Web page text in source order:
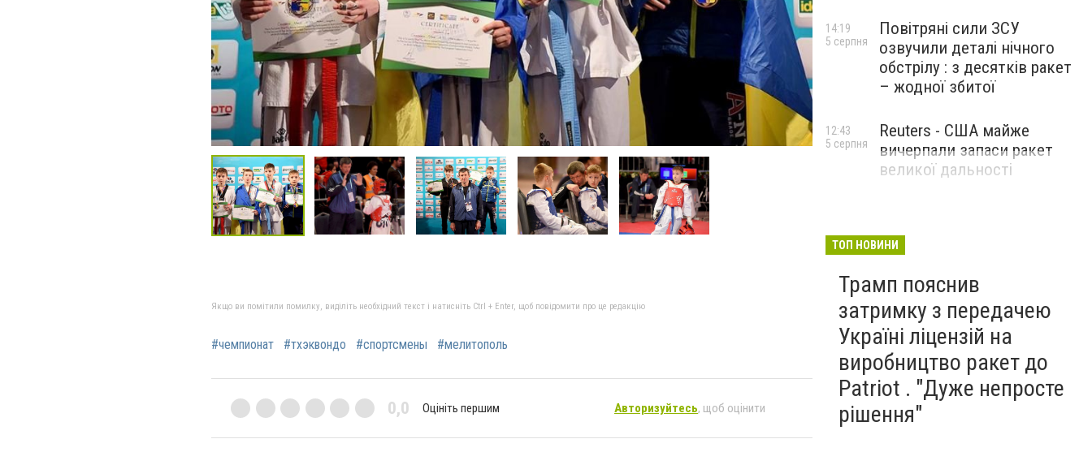
Якщо ви помітили помилку, виділіть необхідний текст і натисніть Ctrl + Enter, щоб повідомити про це редакцію
#чемпионат #тхэквондо #спортсмены #мелитополь
0,0 Оцініть першим Авторизуйтесь, щоб оцінити
Повітряні сили ЗСУ
озвучили деталі нічного
обстрілу : з десятків ракет
– жодної збитої
14:19
5 серпня
Reuters - США майже
вичерпали запаси ракет
великої дальності
12:43
5 серпня
ТОП НОВИНИ
Трамп пояснив
затримку з передачею
Україні ліцензій на
виробництво ракет до
Patriot . "Дуже непросте
рішення"